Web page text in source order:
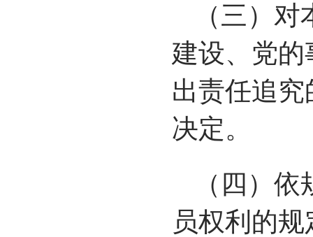
（三）
建设、党
出责任追
决定。
（四）
员权利的